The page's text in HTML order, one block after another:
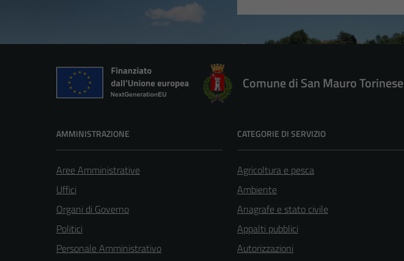
Comune di San Mauro Torinese
AMMINISTRAZIONE
Aree Amministrative
Uffici
Organi di Governo
Politici
Personale Amministrativo
CATEGORIE DI SERVIZIO
Agricoltura e pesca
Ambiente
Anagrafe e stato civile
Appalti pubblici
Autorizzazioni